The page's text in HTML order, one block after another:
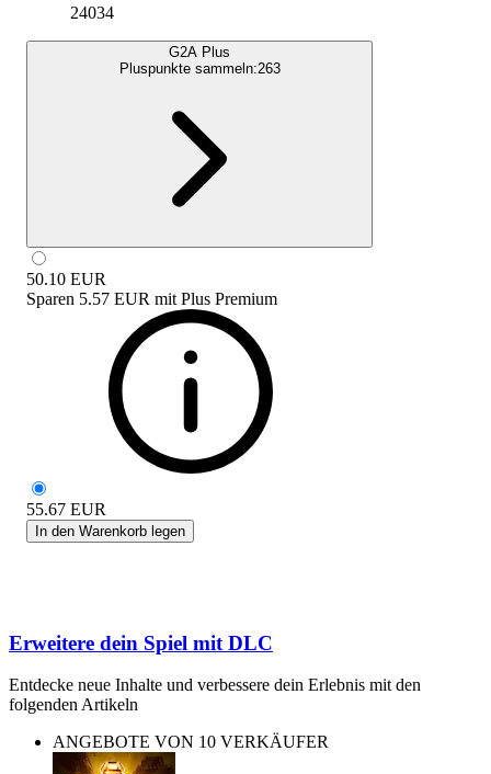
24034
G2A Plus
Pluspunkte sammeln:263
50.10 EUR
Sparen 5.57 EUR mit Plus Premium
55.67 EUR
In den Warenkorb legen
Erweitere dein Spiel mit DLC
Entdecke neue Inhalte und verbessere dein Erlebnis mit den
folgenden Artikeln
ANGEBOTE VON 10 VERKÄUFER